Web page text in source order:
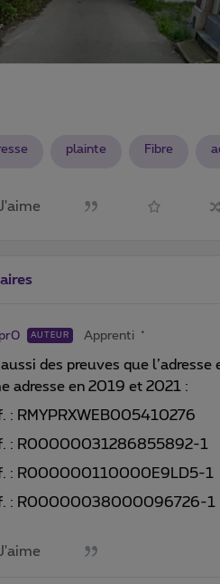
plainte Fibre
AUTEUR Apprenti
des preuves que
adresse en 2019 et 2021 :
: RMYPRXWEB005410276
: R00000031286855892-1
: R000000110000E9LD5-1
: R00000038000096726-1